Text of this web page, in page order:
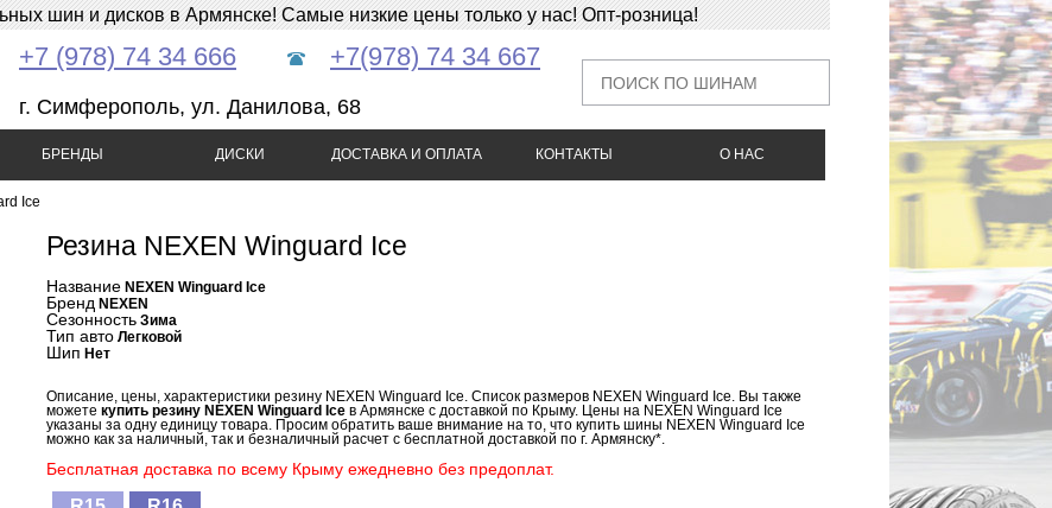
шин и дисков в Армянске! Самые низкие цены только у нас! Опт-розница!
+7 (978) 74 34 666 +7(978) 74 34 667
г. Симферополь, ул. Данилова, 68
БРЕНДЫ ДИСКИ ДОСТАВКА И ОПЛАТА КОНТАКТЫ О НАС
Ice
Резина NEXEN Winguard Ice
Название NEXEN Winguard Ice
Бренд NEXEN
Сезонность Зима
Тип авто Легковой
Шип Нет
Описание, цены, характеристики резину NEXEN Winguard Ice. Список размеров NEXEN Winguard Ice. Вы также
можете купить резину NEXEN Winguard Ice в Армянске с доставкой по Крыму. Цены на NEXEN Winguard Ice
указаны за одну единицу товара. Просим обратить ваше внимание на то, что купить шины NEXEN Winguard Ice
можно как за наличный, так и безналичный расчет с бесплатной доставкой по г. Армянску*.
Бесплатная доставка по всему Крыму ежедневно без предоплат.